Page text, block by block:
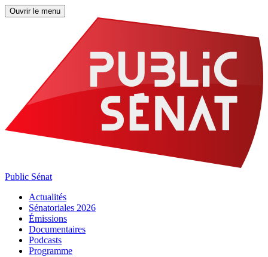
Ouvrir le menu
Public Sénat
Actualités
Sénatoriales 2026
Émissions
Documentaires
Podcasts
Programme